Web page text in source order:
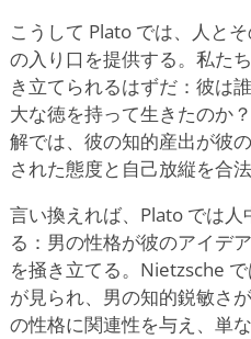
こうして Plato では、人と
の入り口を提供する。私た
き立てられるはずだ：彼は
大な徳を持って生きたのか
解では、彼の知的産出が彼
された態度と自己放縦を合法
言い換えれば、Plato では
る：男の性格が彼のアイデ
を掻き立てる。Nietzsche
が見られ、男の知的鋭敏さ
の性格に関連性を与え、単